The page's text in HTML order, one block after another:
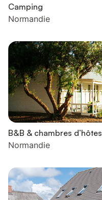
Camping
Normandie
B&B & chambres d’hôtes
Normandie